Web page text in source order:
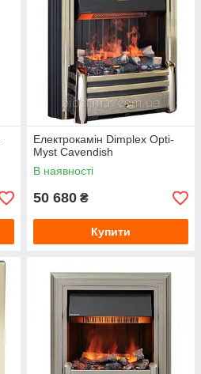
Електрокамін Dimplex Opti-
Myst Cavendish
В наявності
50 680 ₴
Купити